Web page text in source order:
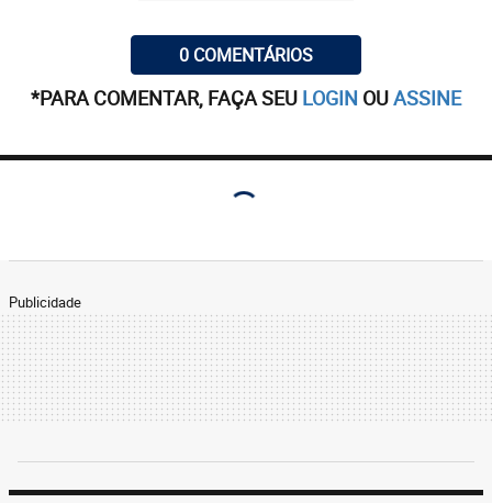
0 COMENTÁRIOS
*PARA COMENTAR, FAÇA SEU LOGIN OUASSINE
Publicidade